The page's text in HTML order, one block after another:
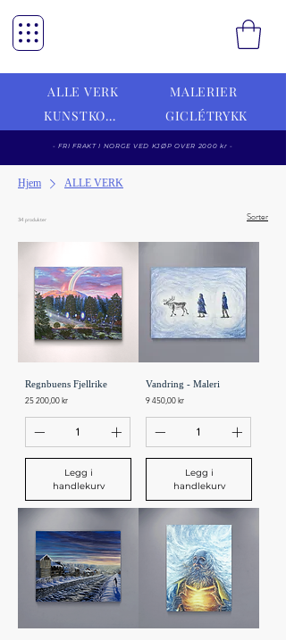
ALLE VERK
KUNSTKORT
MALERIER
GICLÉTRYKK
- FRI FRAKT I NORGE VED KJØP OVER 2000 kr -
Hjem ALLE VERK
34 produkter Sorter
Regnbuens Fjellrike
Pris
25 200,00 kr
Legg i
handlekurv
Vandring - Maleri
Pris
9 450,00 kr
Legg i
handlekurv